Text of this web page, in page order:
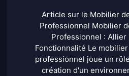
Article sur le Mobilier
Professionnel Mobilier
Professionnel : Allier
Fonctionnalité Le
professionnel joue un
création d'un